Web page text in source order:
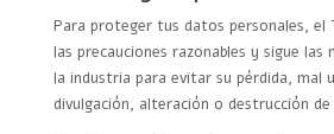
Para proteger tus datos personales,
las precauciones razonables y sigue las
la industria para evitar su pérdida, mal
divulgación, alteración o destrucción